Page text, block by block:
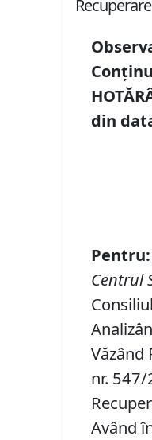
din
Pentru:
Centrul
Văzând
nr.
Având